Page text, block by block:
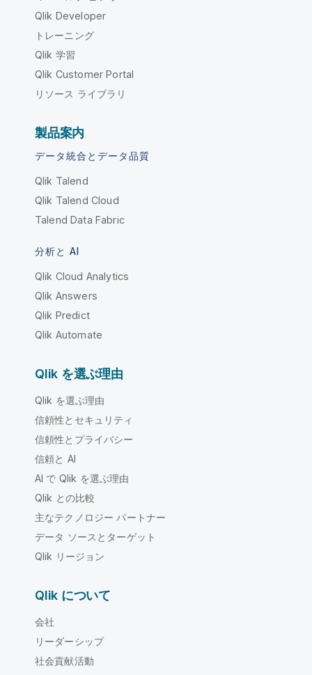
Qlik Developer
トレーニング
Qlik 学習
Qlik Customer Portal
リソース ライブラリ
製品案内
データ統合とデータ品質
Qlik Talend
Qlik Talend Cloud
Talend Data Fabric
分析と AI
Qlik Cloud Analytics
Qlik Answers
Qlik Predict
Qlik Automate
Qlik を選ぶ理由
Qlik を選ぶ理由
信頼性とセキュリティ
信頼性とプライバシー
信頼と AI
AI で Qlik を選ぶ理由
Qlik との比較
主なテクノロジー パートナー
データ ソースとターゲット
Qlik リージョン
Qlik について
会社
リーダーシップ
社会貢献活動